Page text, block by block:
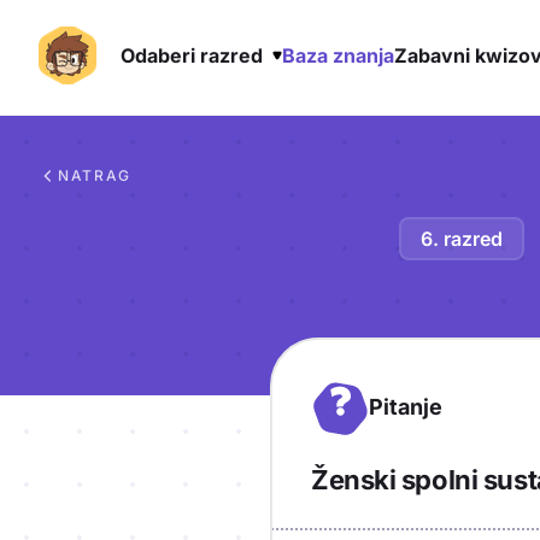
Odaberi razred Baza znanjaZabavni
NATRAG
6. razred
? Pitanje
Ženski spolni